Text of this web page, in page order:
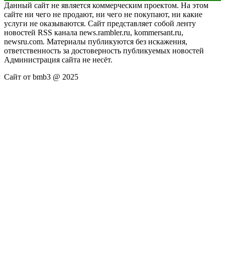
Данный сайт не является коммерческим проектом. На этом
сайте ни чего не продают, ни чего не покупают, ни какие
услуги не оказываются. Сайт представляет собой ленту
новостей RSS канала news.rambler.ru, kommersant.ru,
newsru.com. Материалы публикуются без искажения,
ответственность за достоверность публикуемых новостей
Администрация сайта не несёт.
Сайт от bmb3 @ 2025